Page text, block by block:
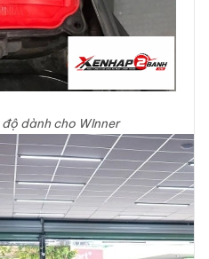
dành cho WInner